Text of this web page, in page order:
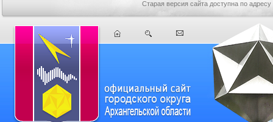
Старая версия сайта доступна по адресу